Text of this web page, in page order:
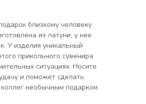
близкому человеку
из латуни, у нее
У изделия уникальный
прикольного сувенира
ситуациях. Носите
и поможет сделать
необычным подарком.